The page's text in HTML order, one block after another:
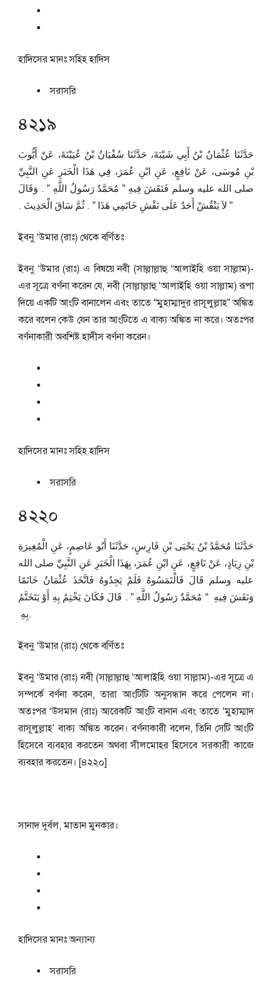
হাদিসের মানঃসহিহ হাদিস
সরাসরি
৪২১৯
حَدَّثَنَا عُثْمَانُ بْنُ أَبِي شَيْبَةَ، حَدَّثَنَا سُفْيَانُ بْنُ عُيَيْنَةَ، عَنْ أَيُّوبَ
بْنِ مُوسَى، عَنْ نَافِعٍ، عَنِ ابْنِ عُمَرَ، فِي هَذَا الْخَبَرِ عَنِ النَّبِيِّ
صلى الله عليه وسلم فَنَقَشَ فِيهِ ‏”‏ مُحَمَّدٌ رَسُولُ اللَّهِ ‏”‏ ‏.‏ وَقَالَ
‏”‏ لاَ يَنْقُشْ أَحَدٌ عَلَى نَقْشِ خَاتَمِي هَذَا ‏”‏ ‏.‏ ثُمَّ سَاقَ الْحَدِيثَ ‏.‏
ইবনু ‘উমার (রাঃ) থেকে বর্ণিতঃ
ইবনু ‘উমার (রাঃ) এ বিষয়ে নবী (সাল্লাল্লাহু ‘আলাইহি ওয়া সাল্লাম)-
এর সূত্রে বর্ণনা করেন যে, নবী (সাল্লাল্লাহু ‘আলাইহি ওয়া সাল্লাম) রূপা
দিয়ে একটি আংটি বানালেন এবং তাতে “মুহাম্মাদুর রাসূলুল্লাহ” অঙ্কিত
করে বলেন কেউ যেন তার আংটিতে এ বাক্য অঙ্কিত না করে। অতঃপর
বর্ণনাকারী অবশিষ্ট হাদীস বর্ণনা করেন।
হাদিসের মানঃসহিহ হাদিস
সরাসরি
৪২২০
حَدَّثَنَا مُحَمَّدُ بْنُ يَحْيَى بْنِ فَارِسٍ، حَدَّثَنَا أَبُو عَاصِمٍ، عَنِ الْمُغِيرَةِ
بْنِ زِيَادٍ، عَنْ نَافِعٍ، عَنِ ابْنِ عُمَرَ، بِهَذَا الْخَبَرِ عَنِ النَّبِيِّ صلى الله
عليه وسلم قَالَ فَالْتَمَسُوهُ فَلَمْ يَجِدُوهُ فَاتَّخَذَ عُثْمَانُ خَاتَمًا
وَنَقَشَ فِيهِ ‏ “‏ مُحَمَّدٌ رَسُولُ اللَّهِ ‏”‏ ‏.‏ قَالَ فَكَانَ يَخْتِمُ بِهِ أَوْ يَتَخَتَّمُ
بِهِ ‏.
ইবনু ‘উমার (রাঃ) থেকে বর্ণিতঃ
ইবনু ‘উমার (রাঃ) নবী (সাল্লাল্লাহু ‘আলাইহি ওয়া সাল্লাম)-এর সূত্রে এ
সম্পর্কে বর্ণনা করেন, তারা আংটিটি অনুসন্ধান করে পেলেন না।
অতঃপর ‘উসমান (রাঃ) আরেকটি আংটি বানান এবং তাতে ‘মুহাম্মাদ
রাসূলুল্লাহ’ বাক্য অঙ্কিত করেন। বর্ণনাকারী বলেন, তিনি সেটি আংটি
হিসেবে ব্যবহার করতেন অথবা সীলমোহর হিসেবে সরকারী কাজে
ব্যবহার করতেন। [৪২২০]
সানাদ দুর্বল, মাতান মুনকার।
হাদিসের মানঃঅন্যান্য
সরাসরি